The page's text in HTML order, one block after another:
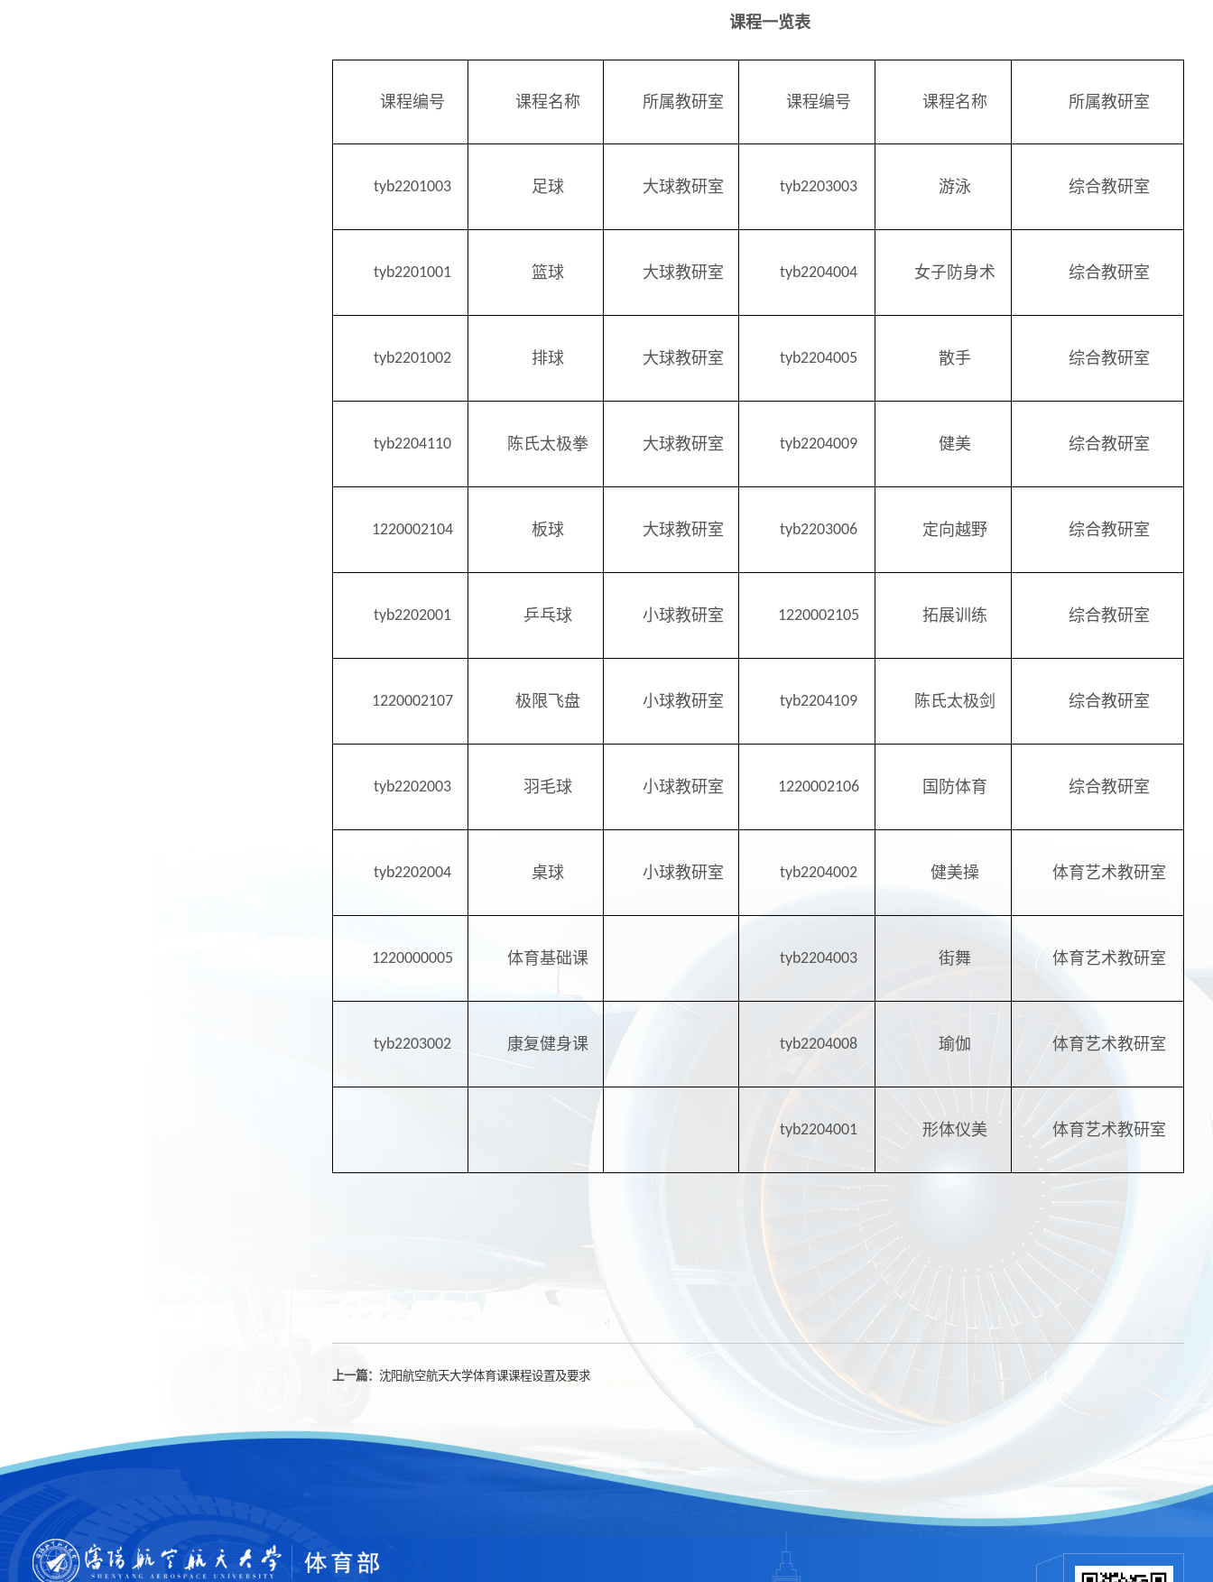
课程一览表
课程编号 课程名称 所属教研室 课程编号 课程名称 所属教研室
tyb2201003 足球 大球教研室 tyb2203003 游泳 综合教研室
tyb2201001 篮球 大球教研室 tyb2204004 女子防身术 综合教研室
tyb2201002 排球 大球教研室 tyb2204005 散手 综合教研室
tyb2204110 陈氏太极拳 大球教研室 tyb2204009 健美 综合教研室
1220002104 板球 大球教研室 tyb2203006 定向越野 综合教研室
tyb2202001 乒乓球 小球教研室 1220002105 拓展训练 综合教研室
1220002107 极限飞盘 小球教研室 tyb2204109 陈氏太极剑 综合教研室
tyb2202003 羽毛球 小球教研室 1220002106 国防体育 综合教研室
tyb2202004 桌球 小球教研室 tyb2204002 健美操 体育艺术教研室
1220000005 体育基础课 tyb2204003 街舞 体育艺术教研室
tyb2203002 康复健身课 tyb2204008 瑜伽 体育艺术教研室
tyb2204001 形体仪美 体育艺术教研室
上一篇： 沈阳航空航天大学体育课课程设置及要求